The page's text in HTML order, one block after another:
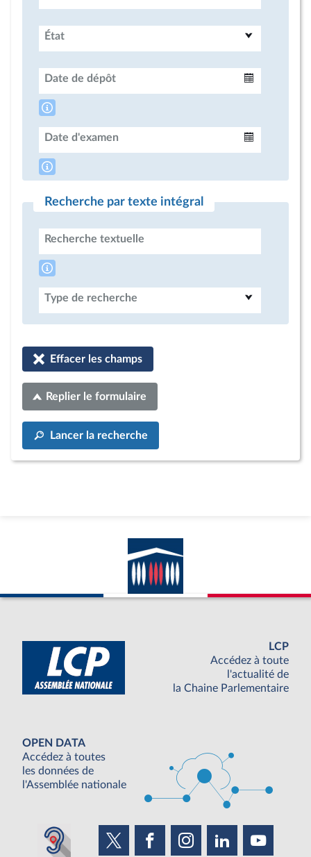
État
Date de dépôt
Date d'examen
Recherche par texte intégral
Recherche textuelle
Type de recherche
Effacer les champs
Replier le formulaire
Lancer la recherche
LCP
Accédez à toute
l'actualité de
la Chaine Parlementaire
OPEN DATA
Accédez à toutes
les données de
l'Assemblée nationale